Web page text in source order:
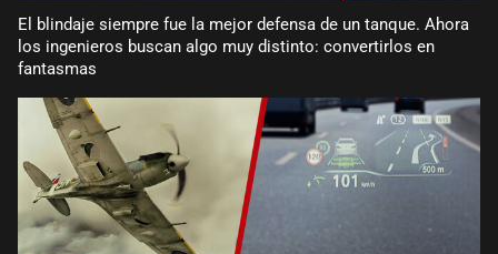
El blindaje siempre fue la mejor defensa de un tanque. Ahora
los ingenieros buscan algo muy distinto: convertirlos en
fantasmas